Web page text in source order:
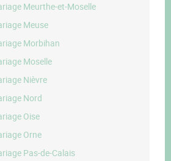
Meurthe-et-Moselle
Meuse
Morbihan
Moselle
Nièvre
Nord
Oise
Orne
Pas-de-Calais